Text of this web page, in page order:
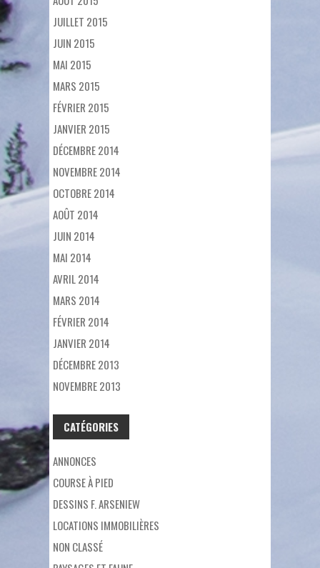
JUILLET 2015
JUIN 2015
MAI 2015
MARS 2015
FÉVRIER 2015
JANVIER 2015
DÉCEMBRE 2014
NOVEMBRE 2014
OCTOBRE 2014
AOÛT 2014
JUIN 2014
MAI 2014
AVRIL 2014
MARS 2014
FÉVRIER 2014
JANVIER 2014
DÉCEMBRE 2013
NOVEMBRE 2013
CATÉGORIES
ANNONCES
COURSE À PIED
DESSINS F. ARSENIEW
LOCATIONS IMMOBILIÈRES
NON CLASSÉ